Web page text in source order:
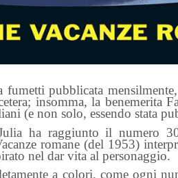
fumetti pubblicata
insomma, la benemerita
(e non solo, essendo stata
ha raggiunto il numero
romane (del 1953)
nel dar vita al personaggio.
a colori, come ogni